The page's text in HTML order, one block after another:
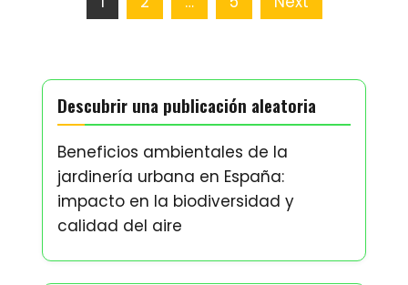
Descubrir una publicación aleatoria
Beneficios ambientales de la
jardinería urbana en España:
impacto en la biodiversidad y
calidad del aire